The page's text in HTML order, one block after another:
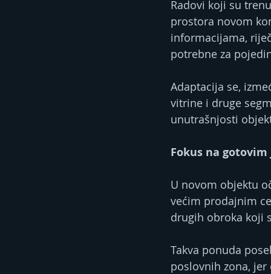
Radovi koji su
prostora novom
informacijama,
potrebne za
Adaptacija se,
vitrine i druge
unutrašnjosti
Fokus na
U novom objektu
većim prodajnim
drugih obroka koji
Takva ponuda
poslovnih zona,